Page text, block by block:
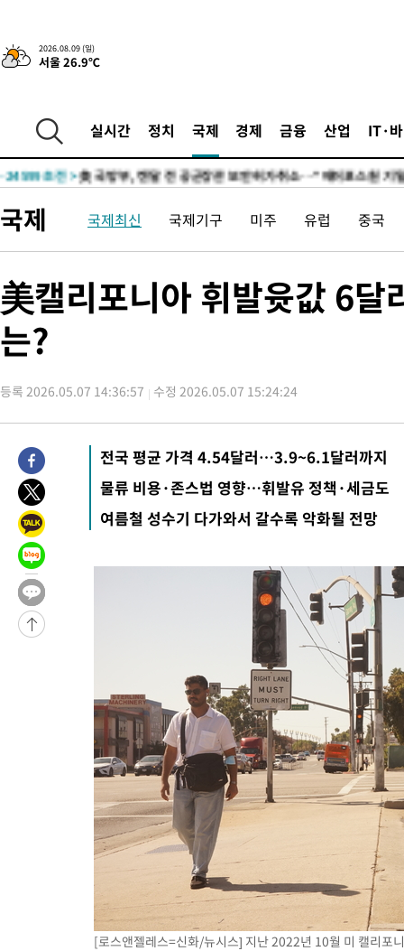
2026.08.09 (일)
서울 26.9℃
실시간 정치 국제 경제 금융 산업 IT·
-24563초 전 >“美 이란전 무기 소진…북한과 분쟁시 주한 미군 취약해질 수
-29417초 전 >
이군이 불법 군시설 건설한 레바논 남부에서 레바논군 3명 폭
-26535초 전 >
-24599초 전 >美 국방부, 켄달 전 공군장관 보안허가 취소…“에어포스원 기
-24543초 전 >
“美 이란전 무기 소진…북한과 분쟁시 주한 미군 취약해질 수
-32229초 전 >튀르키예 외무장관, "메카 3국 방위협정은 이란이 목표 아냐 "
부상
-26555초 전 >[속보]美중부 사령관, 이스라엘 긴급방문 다중화된 전선 상황
-24619초 전 >
보, 언론 누출”
-24588초 전 >
국제 국제최신 국제기구 미주 유럽 중국
美캘리포니아 휘발윳값 6
는?
등록 2026.05.07 14:36:57 수정 2026.05.07 15:24:24
전국 평균 가격 4.54달러…3.9~6.1달러까지
물류 비용·존스법 영향…휘발유 정책·세금도
여름철 성수기 다가와서 갈수록 악화될 전망
[로스앤젤레스=신화/뉴시스] 지난 2022년 10월 미 캘리포